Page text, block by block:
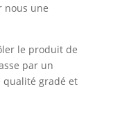
nous une
le produit de
par un
qualité gradé et